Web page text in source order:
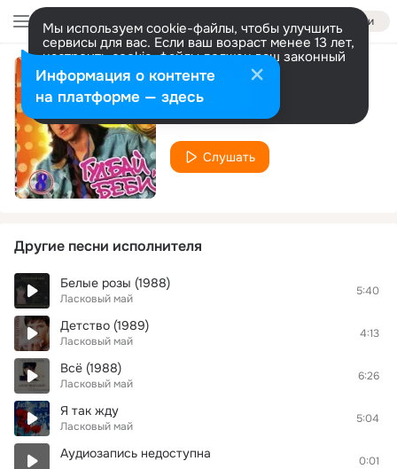
Войти
Мы используем cookie-файлы, чтобы улучшить
сервисы для вас. Если ваш возраст менее 13 лет,
настроить cookie-файлы должен ваш законный
представитель. Больше информации
Разрешить все Настроить
Кто то другой
Ласковый май
Слушать
Другие песни исполнителя
Белые розы (1988)
Ласковый май
5:40
Детство (1989)
Ласковый май
4:13
Всё (1988)
Ласковый май
6:26
Я так жду
Ласковый май
5:04
Аудиозапись недоступна 0:01
Информация о контенте
на платформе — здесь